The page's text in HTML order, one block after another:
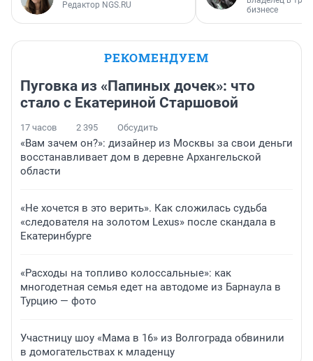
Редактор NGS.RU
бизнесе
РЕКОМЕНДУЕМ
Пуговка из «Папиных дочек»: что
стало с Екатериной Старшовой
17 часов 2 395 Обсудить
«Вам зачем он?»: дизайнер из Москвы за свои деньги
восстанавливает дом в деревне Архангельской
области
«Не хочется в это верить». Как сложилась судьба
«следователя на золотом Lexus» после скандала в
Екатеринбурге
«Расходы на топливо колоссальные»: как
многодетная семья едет на автодоме из Барнаула в
Турцию — фото
Участницу шоу «Мама в 16» из Волгограда обвинили
в домогательствах к младенцу